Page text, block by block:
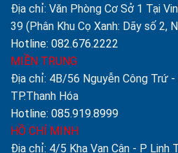
Địa chỉ: Văn Phòng Cơ Sở 1 Tại
39 (Phân Khu Cọ Xanh: Dãy số 2,
Hotline: 082.676.2222
MIỀN TRUNG
Địa chỉ: 4B/56 Nguyễn Công Trứ
TP.Thanh Hóa
Hotline: 085.919.8999
HỒ CHÍ MINH
Địa chỉ: 4/5 Kha Vạn Cân - P Linh